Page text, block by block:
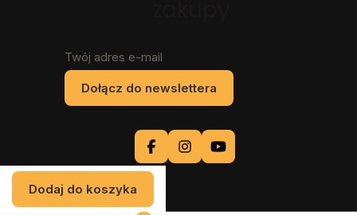
Twój adres e-mail
Dołącz do newslettera
Dodaj do koszyka